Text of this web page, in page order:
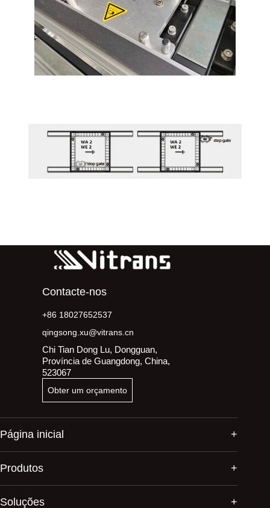
Contacte-nos
+86 18027652537
qingsong.xu@vitrans.cn
Chi Tian Dong Lu, Dongguan,
Província de Guangdong, China,
523067
Obter um orçamento
Página inicial
Produtos
Soluções